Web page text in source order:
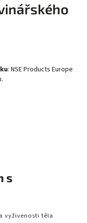
: NSE Products Europe
s
vyživenosti těla